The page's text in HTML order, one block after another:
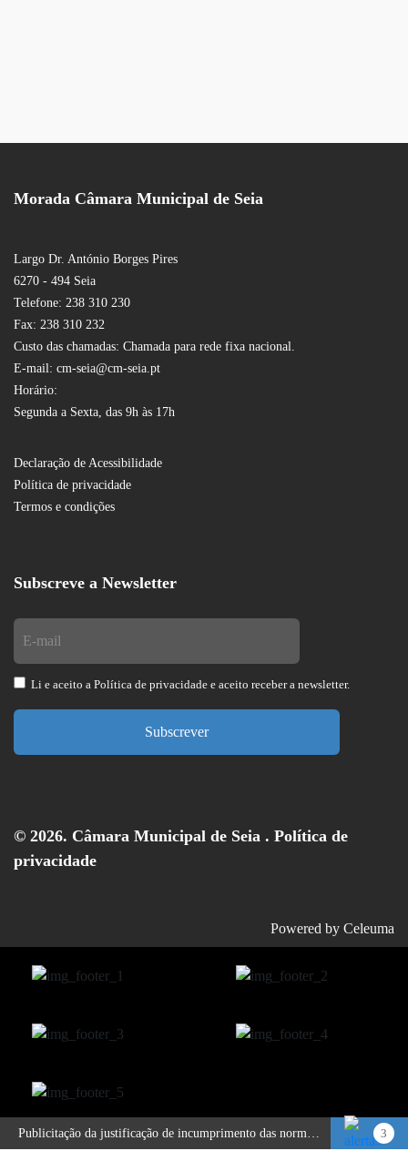
Morada Câmara Municipal de Seia
Largo Dr. António Borges Pires
6270 - 494 Seia
Telefone: 238 310 230
Fax: 238 310 232
Custo das chamadas: Chamada para rede fixa nacional.
E-mail: cm-seia@cm-seia.pt
Horário:
Segunda a Sexta, das 9h às 17h
Declaração de Acessibilidade
Política de privacidade
Termos e condições
Subscreve a Newsletter
Li e aceito a Política de privacidade e aceito receber a newsletter.
Subscrever
© 2026. Câmara Municipal de Seia . Política de
privacidade
Powered by Celeuma
Publicitação da justificação de incumprimento das normas técnicas de acessibilidade – Hotel Eurosol Seia Camelo 3